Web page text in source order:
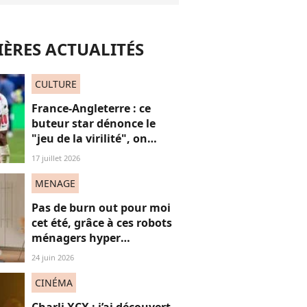
ACTUALITÉS
CULTURE
France-Angleterre : ce
buteur star dénonce le
"jeu de la virilité", on
décrypte ses mots pas très
17 juillet 2026
MENAGE
Pas de burn out pour moi
cet été, grâce à ces robots
ménagers hyper
performants
24 juin 2026
CINÉMA